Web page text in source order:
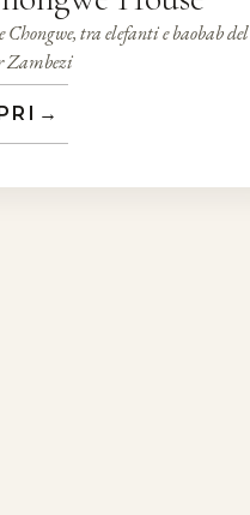
tra elefanti e baobab del
Zambezi
→